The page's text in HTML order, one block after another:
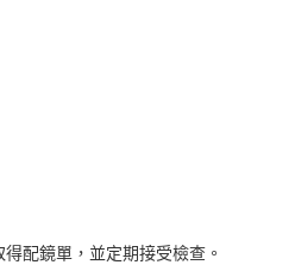
配鏡單，並定期接受檢查。